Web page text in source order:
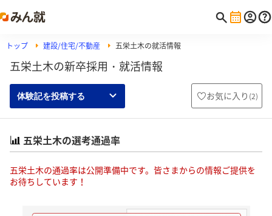
トップ 建設/住宅/不動産 五栄土木の就活情報
五栄土木の新卒採用・就活情報
体験記を投稿する お気に入り (2)
五栄土木の選考通過率
五栄土木の通過率は公開準備中です。皆さまからの情報ご提供を
お待ちしています！